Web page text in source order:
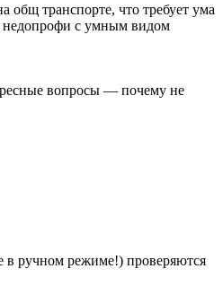
общ транспорте, что требует ума
недопрофи с умным видом
вопросы — почему не
в ручном режиме!) проверяются